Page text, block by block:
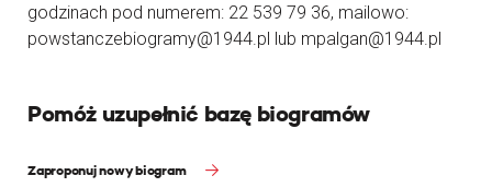
godzinach pod numerem: 22 539 79 36, mailowo:
powstanczebiogramy@1944.pl lub mpalgan@1944.pl
Pomóż uzupełnić bazę biogramów
Zaproponuj nowy biogram